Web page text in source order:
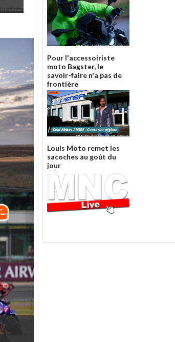
Pour l'accessoiriste
moto Bagster, le
savoir-faire n'a pas de
frontière
Louis Moto remet les
sacoches au goût du
jour